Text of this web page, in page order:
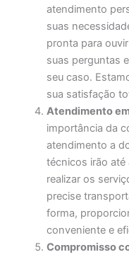
atendimento
suas
pronta para
suas perguntas
seu caso.
sua satisfação
Atendimento
importância da
atendimento a
técnicos irão até
realizar os
precise
forma,
conveniente e
Compromisso